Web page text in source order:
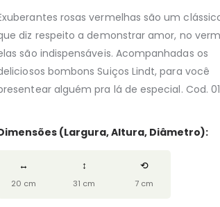
rosas vermelhas são um
diz respeito a demonstrar amor, no
são indispensáveis. Acompanhadas os
bombons Suiços Lindt, para você
alguém pra lá de especial. Cod.
(Largura, Altura, Diâmetro):
↔
20 cm
↕
31 cm
⟲
7 cm
R$499,00